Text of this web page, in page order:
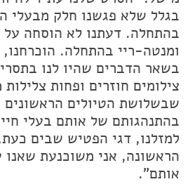
בגלל שלא פגשנו חלק מבעלי
בהתחלה. דעתנו לא הוסחה על
ומנטה-ריי בהתחלה.
בשאר הדברים שהיו לנו
צילומים חוזרים ופחות
שבשלושת הטיולים הראשונים
בהתנהגותם של אותם בעלי
למזלנו, דגי הפטיש שבים
הראשונה, אני משוכנעת שאנו
אותם".